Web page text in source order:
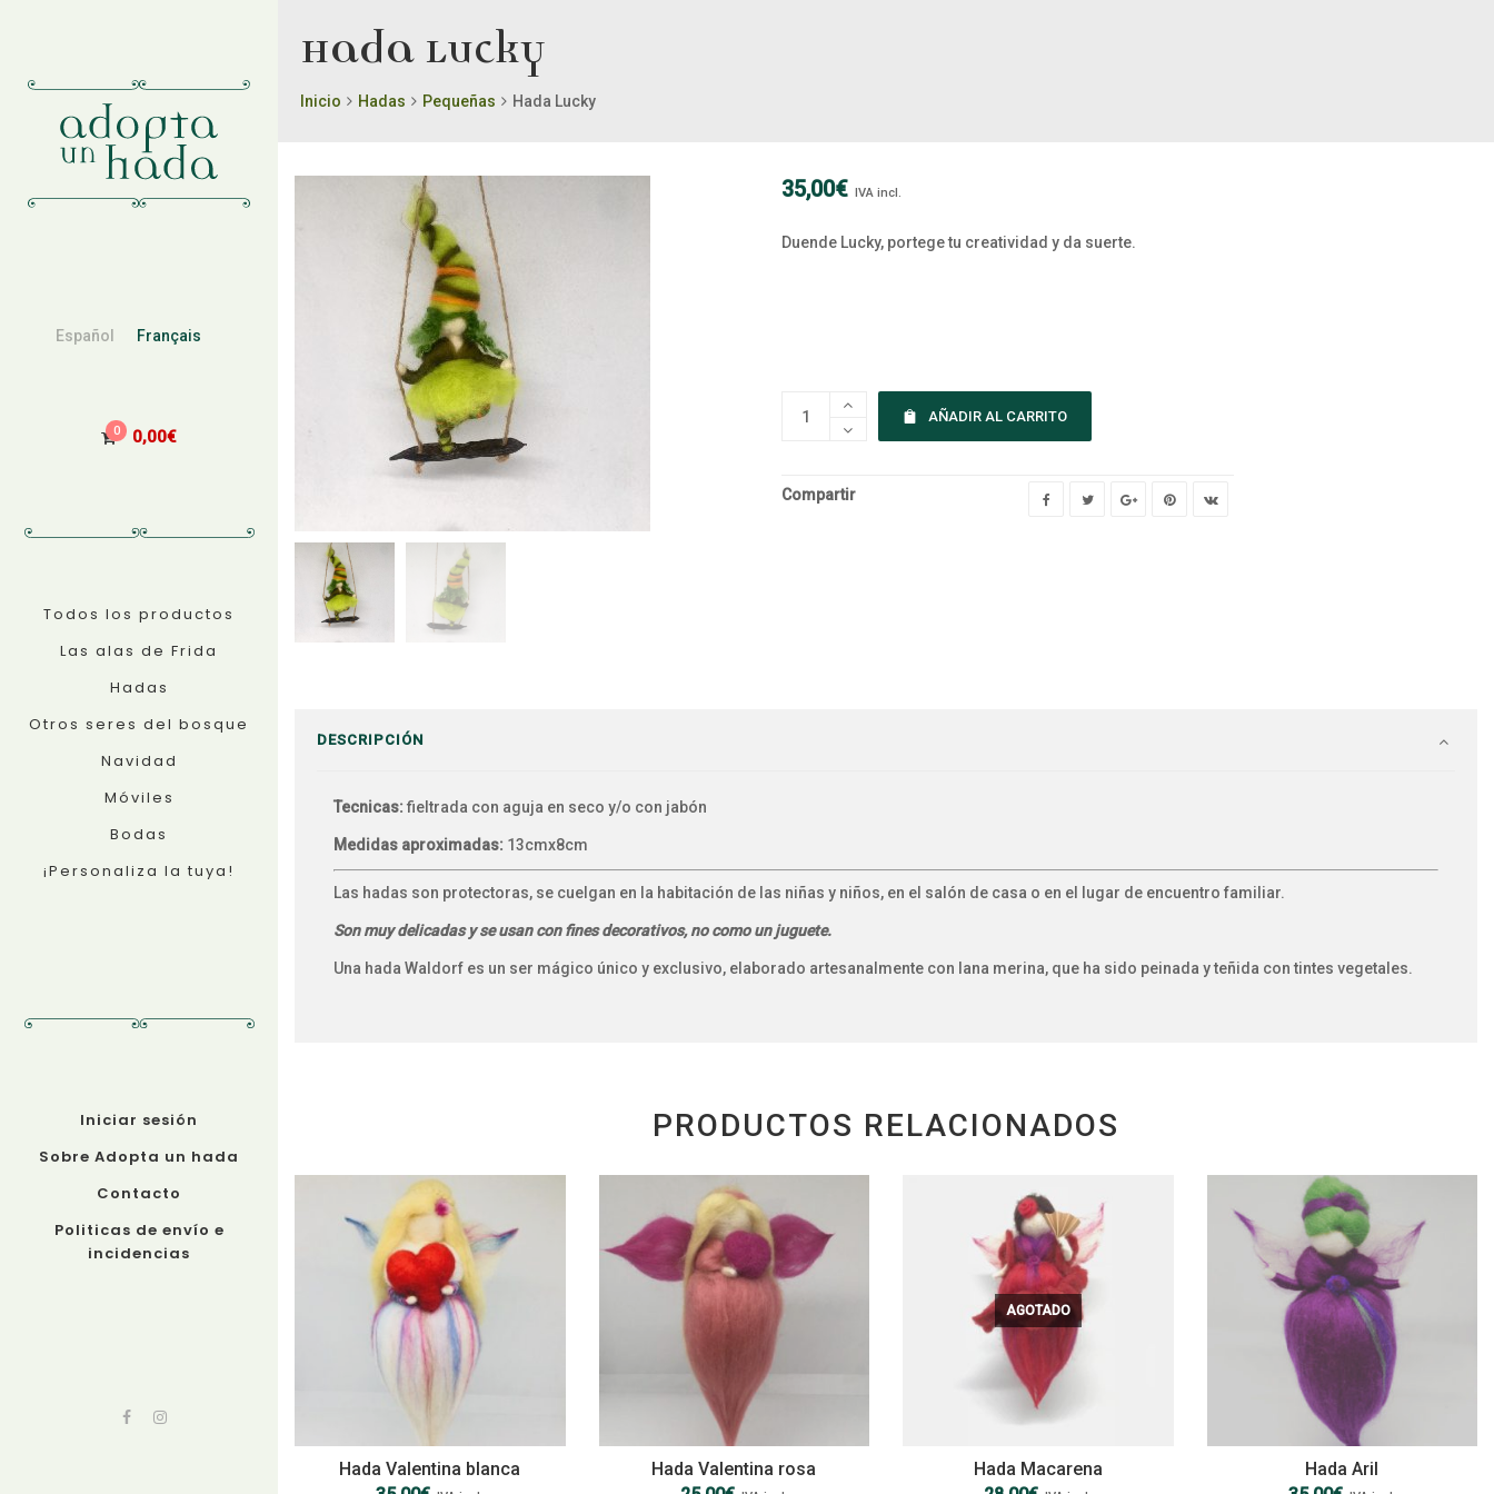
Español Français
0 0,00€
Todos los productos
Las alas de Frida
Hadas
Otros seres del bosque
Navidad
Móviles
Bodas
¡Personaliza la tuya!
Iniciar sesión
Sobre Adopta un hada
Contacto
Politicas de envío e
incidencias
Hada Lucky
Inicio Hadas Pequeñas Hada Lucky
35,00€ IVA incl.
Duende Lucky, portege tu creatividad y da suerte.
AÑADIR AL CARRITO
Compartir
DESCRIPCIÓN
Tecnicas: fieltrada con aguja en seco y/o con jabón
Medidas aproximadas: 13cmx8cm
Las hadas son protectoras, se cuelgan en la habitación de las niñas y niños, en el salón de casa o en el lugar de encuentro familiar.
Son muy delicadas y se usan con fines decorativos, no como un juguete.
Una hada Waldorf es un ser mágico único y exclusivo, elaborado artesanalmente con lana merina, que ha sido peinada y teñida con tintes vegetales.
PRODUCTOS RELACIONADOS
Hada Valentina blanca
Hada Valentina rosa
AGOTADO
Hada Macarena
Hada Aril